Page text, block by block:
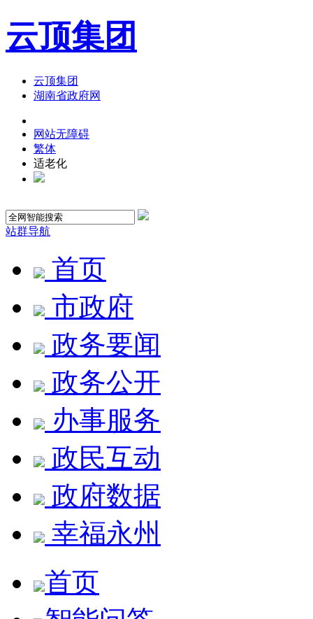
云顶集团
云顶集团
湖南省政府网
网站无障碍
繁体
适老化
站群导航
首页
市政府
政务要闻
政务公开
办事服务
政民互动
政府数据
幸福永州
首页